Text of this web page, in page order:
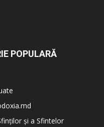
POPULARĂ
și a Sfintelor